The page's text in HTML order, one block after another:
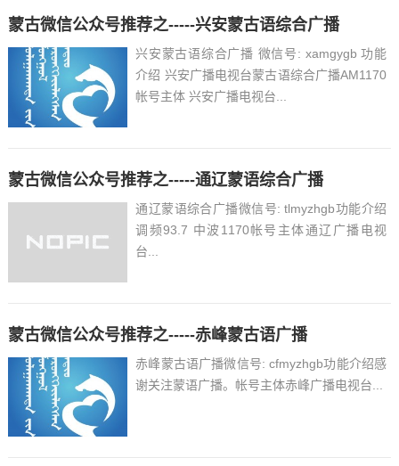
蒙古微信公众号推荐之-----兴安蒙古语综合广播
兴安蒙古语综合广播 微信号: xamgygb 功能
介绍 兴安广播电视台蒙古语综合广播AM1170
帐号主体 兴安广播电视台...
蒙古微信公众号推荐之-----通辽蒙语综合广播
通辽蒙语综合广播微信号: tlmyzhgb功能介绍
调频93.7 中波1170帐号主体通辽广播电视
台...
蒙古微信公众号推荐之-----赤峰蒙古语广播
赤峰蒙古语广播微信号: cfmyzhgb功能介绍感
谢关注蒙语广播。帐号主体赤峰广播电视台...